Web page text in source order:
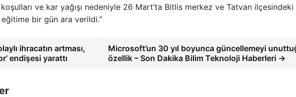
ve kar yağışı nedeniyle 26 Mart’ta Bitlis merkez ve Tatvan ilçesindeki
bir gün ara verildi.”
ihracatın artması,
endişesi yarattı
Microsoft’un 30 yıl boyunca güncellemeyi
özellik – Son Dakika Bilim Teknoloji Haberleri →